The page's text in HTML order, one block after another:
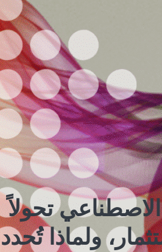
تحولاً
ولماذا تُحدد